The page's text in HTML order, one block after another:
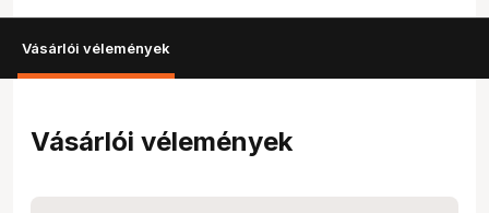
Vásárlói vélemények
Vásárlói vélemények